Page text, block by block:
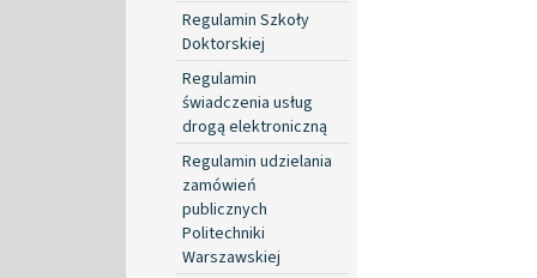
Regulamin Szkoły
Doktorskiej
Regulamin
świadczenia usług
drogą elektroniczną
Regulamin udzielania
zamówień
publicznych
Politechniki
Warszawskiej